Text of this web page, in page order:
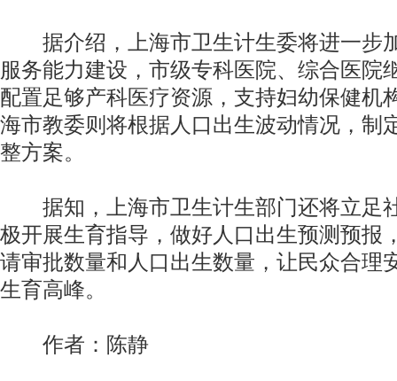
据介绍，上海市卫生计生委将进一步
服务能力建设，市级专科医院、综合医院
配置足够产科医疗资源，支持妇幼保健机
海市教委则将根据人口出生波动情况，制
整方案。
据知，上海市卫生计生部门还将立足
极开展生育指导，做好人口出生预测预报
请审批数量和人口出生数量，让民众合理
生育高峰。
作者：陈静